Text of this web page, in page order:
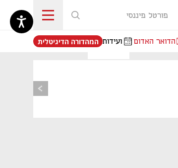
פורטל פיננסי
הדואר האדום ועידות
נפתח בכרטיסייה חדשה
המהדורה הדיגיטלית